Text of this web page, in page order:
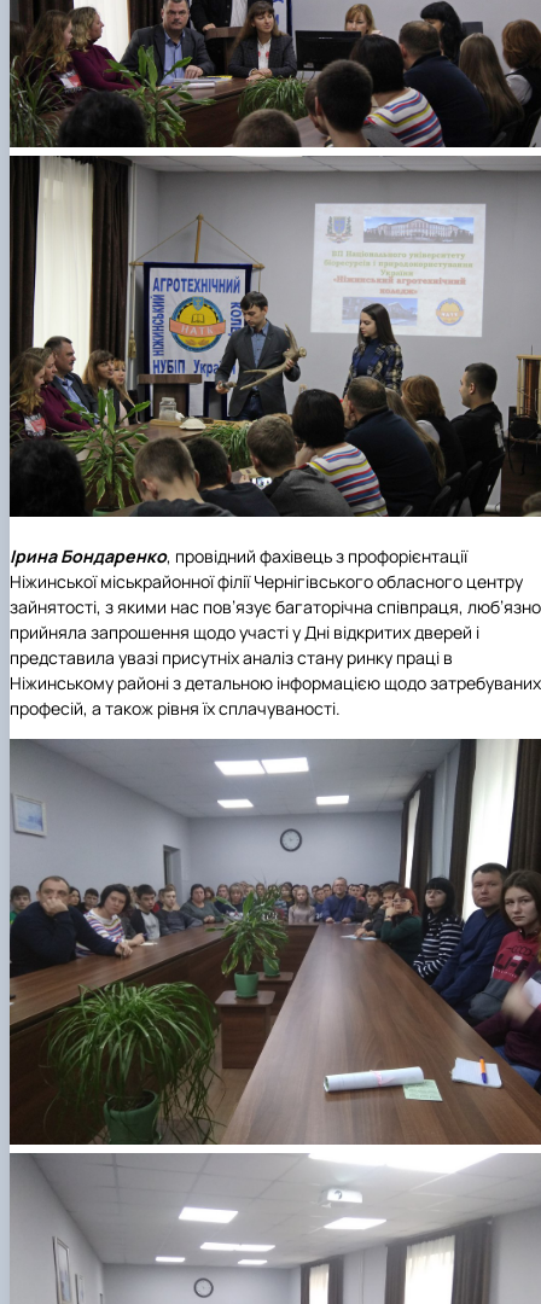
Ірина Бондаренко, провідний фахівець з профорієнтації
Ніжинської міськрайонної філії Чернігівського обласного центру
зайнятості, з якими нас пов’язує багаторічна співпраця, люб’язно
прийняла запрошення щодо участі у Дні відкритих дверей і
представила увазі присутніх аналіз стану ринку праці в
Ніжинському районі з детальною інформацією щодо затребуваних
професій, а також рівня їх сплачуваності.